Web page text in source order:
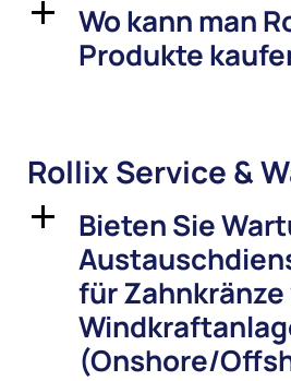
a
Wo kann man
Produkte
Rollix Service &
a
Bieten Sie
für Zahnkränze
(Onshore/